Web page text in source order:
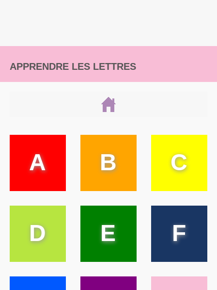
APPRENDRE LES LETTRES
A B C
D E F